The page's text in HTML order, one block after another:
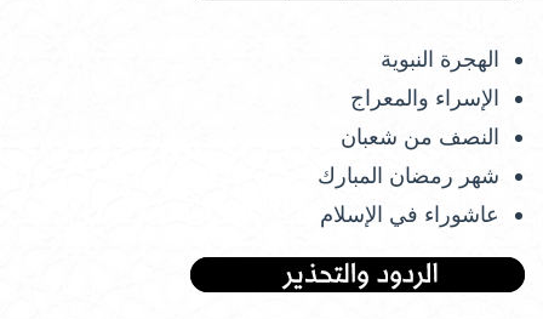
الهجرة النبوية
الإسراء والمعراج
النصف من شعبان
شهر رمضان المبارك
عاشوراء في الإسلام